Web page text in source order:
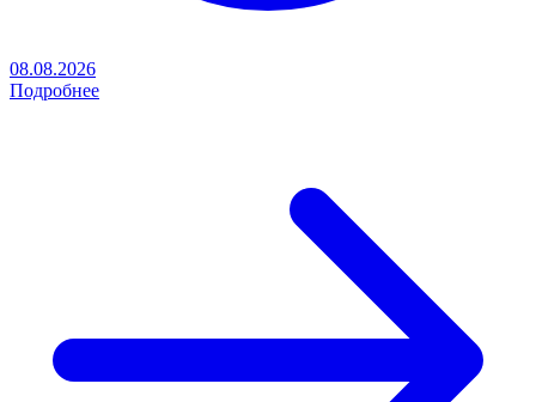
08.08.2026
Подробнее